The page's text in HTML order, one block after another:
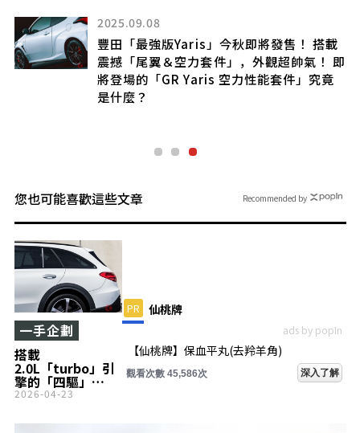
「幾乎是原汁原味」的「Rocky 2000GT
Open Model」又是什麼呢？
2023.02.04
【F1專題】陪太子讀書？
您也可能喜歡這些文章
搭載
2.0L「turbo」引
擎的「四驅」
station wagon
長約4.7m、與
一手企劃
2026-04-23
PR 仙桃牌
ads by popIn
【仙桃牌】保血平丸(去羚羊角)
觀看次數 45,593次 深入了解
Recommended by